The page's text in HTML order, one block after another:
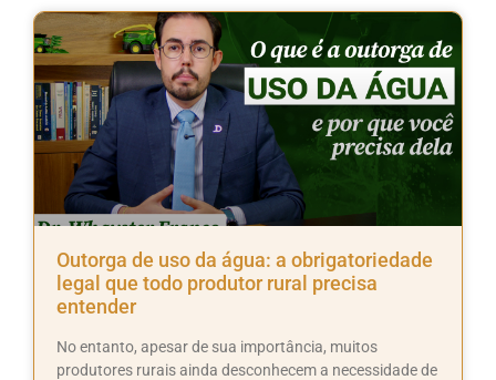
Outorga de uso da água: a obrigatoriedade
legal que todo produtor rural precisa
entender
No entanto, apesar de sua importância, muitos
produtores rurais ainda desconhecem a necessidade de